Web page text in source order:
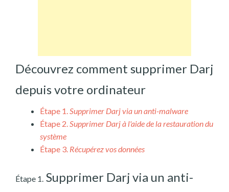
Découvrez comment supprimer Darj
depuis votre ordinateur
Étape 1.Supprimer Darj via un anti-malware
Étape 2.Supprimer Darj à l'aide de la restauration du
système
Étape 3. Récupérez vos données
Étape 1. Supprimer Darj via un anti-